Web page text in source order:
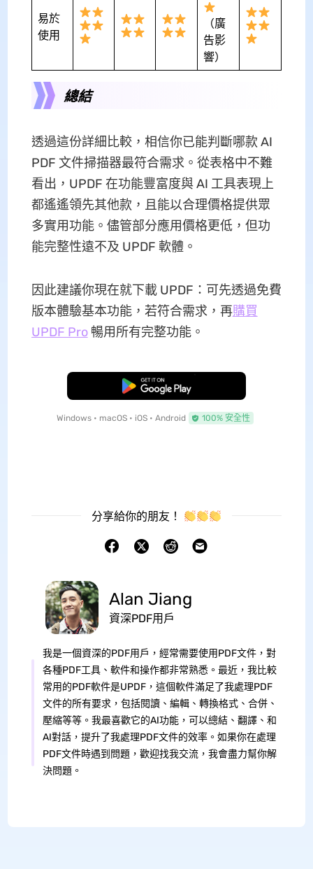
易於
使用
（廣
告影
響）
總結
透過這份詳細比較，相信你已能判斷哪款 AI
PDF 文件掃描器最符合需求。從表格中不難
看出，UPDF 在功能豐富度與 AI 工具表現上
都遙遙領先其他款，且能以合理價格提供眾
多實用功能。儘管部分應用價格更低，但功
能完整性遠不及 UPDF 軟體。
因此建議你現在就下載 UPDF：可先透過免費
版本體驗基本功能，若符合需求，再購買
UPDF Pro暢用所有完整功能。
免費下載
Windows • macOS • iOS • Android 100% 安全性
分享給你的朋友！
Alan Jiang
資深PDF用戶
我是一個資深的PDF用戶，經常需要使用PDF文件，對
各種PDF工具、軟件和操作都非常熟悉。最近，我比較
常用的PDF軟件是UPDF，這個軟件滿足了我處理PDF
文件的所有要求，包括閱讀、編輯、轉換格式、合併、
壓縮等等。我最喜歡它的AI功能，可以總結、翻譯、和
AI對話，提升了我處理PDF文件的效率。如果你在處理
PDF文件時遇到問題，歡迎找我交流，我會盡力幫你解
決問題。